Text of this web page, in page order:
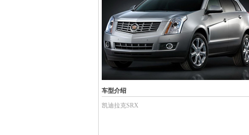
车型介绍
凯迪拉克SRX